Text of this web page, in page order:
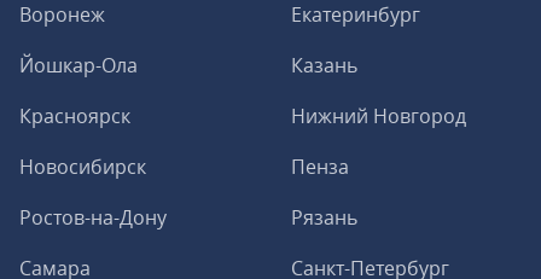
Воронеж
Екатеринбург
Йошкар-Ола
Казань
Красноярск
Нижний Новгород
Новосибирск
Пенза
Ростов-на-Дону
Рязань
Самара
Санкт-Петербург